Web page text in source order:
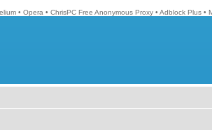
• Opera • ChrisPC Free Anonymous Proxy • Adblock Plus •